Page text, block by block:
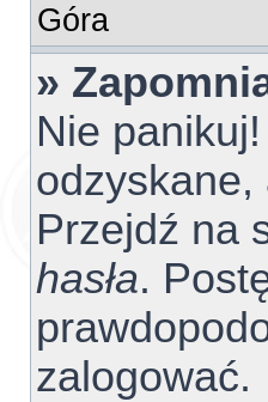
Góra
»
Nie
Przejdź na
hasła.
zalogować.